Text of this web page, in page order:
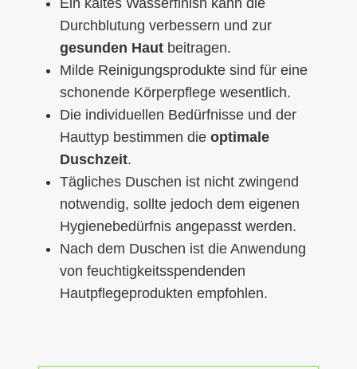
Ein kaltes Wasserfinish kann die
Durchblutung verbessern und zur
gesunden Haut beitragen.
Milde Reinigungsprodukte sind für eine
schonende Körperpflege wesentlich.
Die individuellen Bedürfnisse und der
Hauttyp bestimmen die optimale
Duschzeit.
Tägliches Duschen ist nicht zwingend
notwendig, sollte jedoch dem eigenen
Hygienebedürfnis angepasst werden.
Nach dem Duschen ist die Anwendung
von feuchtigkeitsspendenden
Hautpflegeprodukten empfohlen.